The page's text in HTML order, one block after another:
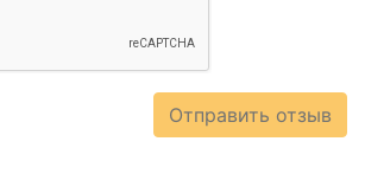
Отправить отзыв